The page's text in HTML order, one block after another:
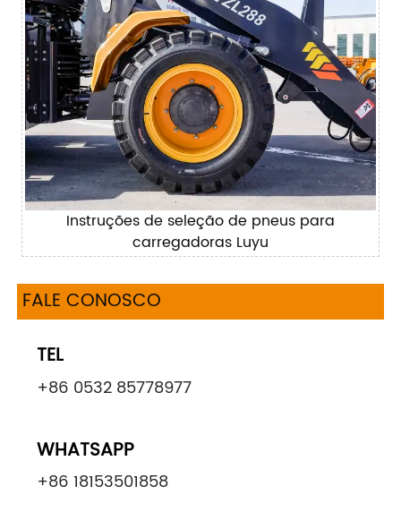
Instruções de seleção de pneus para
carregadoras Luyu
FALE CONOSCO
TEL
+86 0532 85778977
WHATSAPP
+86 18153501858